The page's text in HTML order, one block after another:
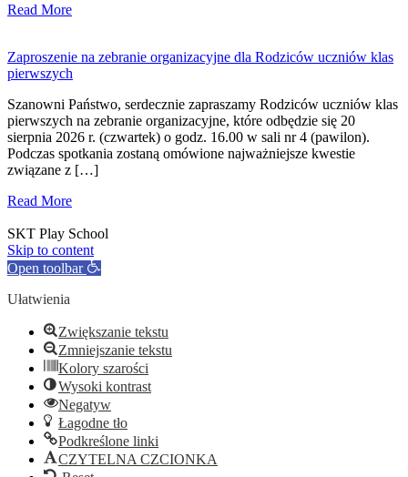
Read More
Zaproszenie na zebranie organizacyjne dla Rodziców uczniów klas
pierwszych
Szanowni Państwo, serdecznie zapraszamy Rodziców uczniów klas
pierwszych na zebranie organizacyjne, które odbędzie się 20
sierpnia 2026 r. (czwartek) o godz. 16.00 w sali nr 4 (pawilon).
Podczas spotkania zostaną omówione najważniejsze kwestie
związane z […]
Read More
SKT Play School
Skip to content
Open toolbar
Ułatwienia
Zwiększanie tekstu
Zmniejszanie tekstu
Kolory szarości
Wysoki kontrast
Negatyw
Łagodne tło
Podkreślone linki
CZYTELNA CZCIONKA